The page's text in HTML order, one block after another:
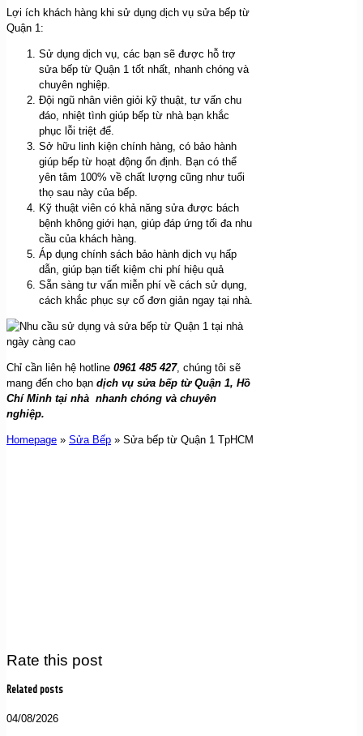
Lợi ích khách hàng khi sử dụng dịch vụ sửa bếp từ
Quận 1:
Sử dụng dịch vụ, các bạn sẽ được hỗ trợ
sửa bếp từ Quận 1 tốt nhất, nhanh chóng và
chuyên nghiệp.
Đội ngũ nhân viên giỏi kỹ thuật, tư vấn chu
đáo, nhiệt tình giúp bếp từ nhà bạn khắc
phục lỗi triệt để.
Sở hữu linh kiện chính hàng, có bảo hành
giúp bếp từ hoạt động ổn định. Bạn có thể
yên tâm 100% về chất lượng cũng như tuổi
thọ sau này của bếp.
Kỹ thuật viên có khả năng sửa được bách
bệnh không giới hạn, giúp đáp ứng tối đa nhu
cầu của khách hàng.
Áp dụng chính sách bảo hành dịch vụ hấp
dẫn, giúp bạn tiết kiệm chi phí hiệu quả
Sẵn sàng tư vấn miễn phí về cách sử dụng,
cách khắc phục sự cố đơn giản ngay tại nhà.
Chỉ cần liên hệ hotline 0961 485 427, chúng tôi sẽ
mang đến cho bạn dịch vụ sửa bếp từ Quận 1, Hồ
Chí Minh tại nhà nhanh chóng và chuyên
nghiệp.
Homepage » Sửa Bếp » Sửa bếp từ Quận 1 TpHCM
Rate this post
Related posts
04/08/2026